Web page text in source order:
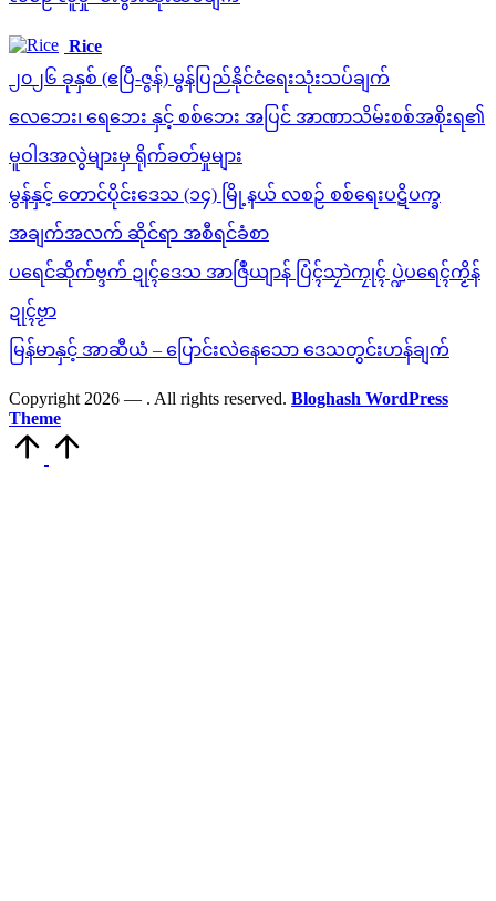
Rice
၂၀၂၆ ခုနှစ် (ဧပြီ-ဇွန်) မွန်ပြည်နိုင်ငံရေးသုံးသပ်ချက်
လေဘေး၊ ရေဘေး နှင့် စစ်ဘေး အပြင် အာဏာသိမ်းစစ်အစိုးရ၏
မူဝါဒအလွဲများမှ ရိုက်ခတ်မှုများ
မွန်နှင့် တောင်ပိုင်းဒေသ (၁၄) မြို့နယ် လစဉ် စစ်ရေးပဋိပက္ခ
အချက်အလက် ဆိုင်ရာ အစီရင်ခံစာ
ပရေင်ဆိုက်ဗ္ဒက် ဍုၚ်ဒေသ အာဇြဳယျာန် ပြံၚ်သၠာဲကၠုၚ် ပ္ဍဲပရေၚ်ကၟိန်
ဍုၚ်ဗၟာ
မြန်မာနှင့် အာဆီယံ – ပြောင်းလဲနေသော ဒေသတွင်းဟန်ချက်
Copyright 2026 — . All rights reserved. Bloghash WordPress
Theme